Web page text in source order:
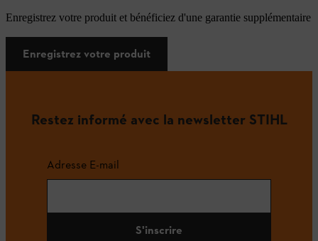
Enregistrez votre produit et bénéficiez d'une garantie supplémentaire
Enregistrez votre produit
Restez informé avec la newsletter STIHL
Adresse E-mail
S'inscrire